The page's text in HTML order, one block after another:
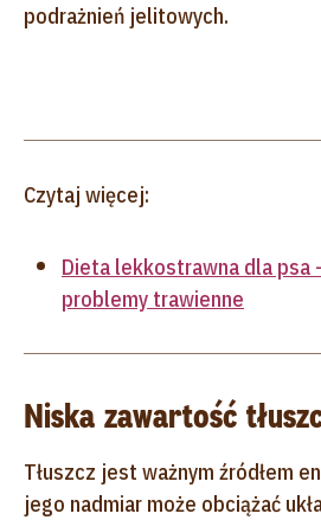
podrażnień jelitowych.
Czytaj więcej:
Dieta lekkostrawna dla psa
problemy trawienne
Niska zawartość
Tłuszcz jest ważnym źródłem
jego nadmiar może obciążać